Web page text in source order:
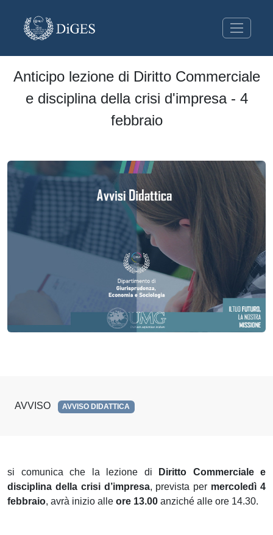
Anticipo lezione di Diritto Commerciale
e disciplina della crisi d'impresa - 4
febbraio
AVVISO AVVISO DIDATTICA
si comunica che la lezione di
Diritto Commerciale e
disciplina della crisi d’impresa, prevista per mercoledì 4
febbraio, avrà inizio alle ore 13.00 anziché alle ore 14.30.